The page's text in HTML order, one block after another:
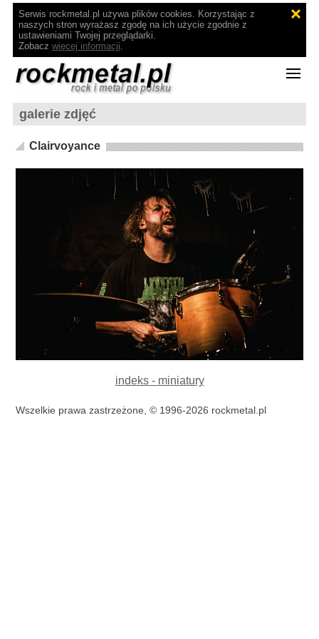
Serwis rockmetal.pl używa plików cookies. Korzystając z
naszych stron wyrażasz zgodę na ich użycie zgodnie z
ustawieniami Twojej przeglądarki.
Zobacz więcej informacji.
galerie zdjęć
Clairvoyance
indeks - miniatury
Wszelkie prawa zastrzeżone, © 1996-2026 rockmetal.pl